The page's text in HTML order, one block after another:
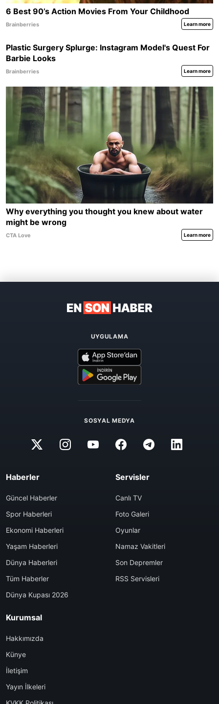
UYGULAMA
SOSYAL MEDYA
Haberler
Güncel Haberler
Spor Haberleri
Ekonomi Haberleri
Yaşam Haberleri
Dünya Haberleri
Tüm Haberler
Dünya Kupası 2026
Servisler
Canlı TV
Foto Galeri
Oyunlar
Namaz Vakitleri
Son Depremler
RSS Servisleri
Kurumsal
Hakkımızda
Künye
İletişim
Yayın İlkeleri